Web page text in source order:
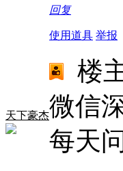
回复
使用道具 举报
天下豪杰
楼
微信
每天